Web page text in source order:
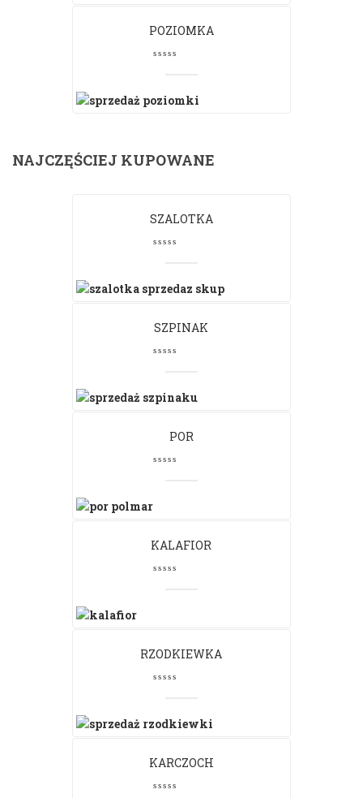
POZIOMKA
NAJCZĘŚCIEJ KUPOWANE
SZALOTKA
SZPINAK
POR
KALAFIOR
RZODKIEWKA
KARCZOCH